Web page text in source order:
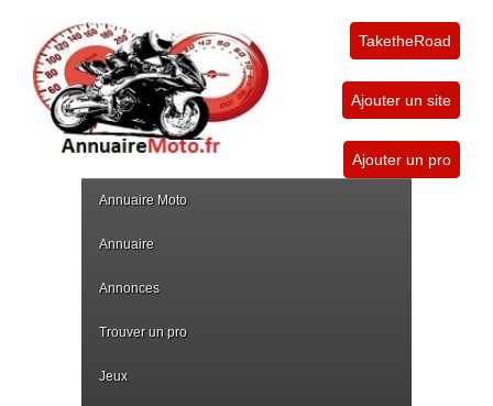
TaketheRoad
Ajouter un site
Ajouter un pro
Annuaire Moto
Annuaire
Annonces
Trouver un pro
Jeux